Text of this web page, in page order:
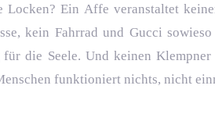
Locken? Ein Affe veranstaltet
kein Fahrrad und Gucci
für die Seele. Und keinen
funktioniert nichts, nicht